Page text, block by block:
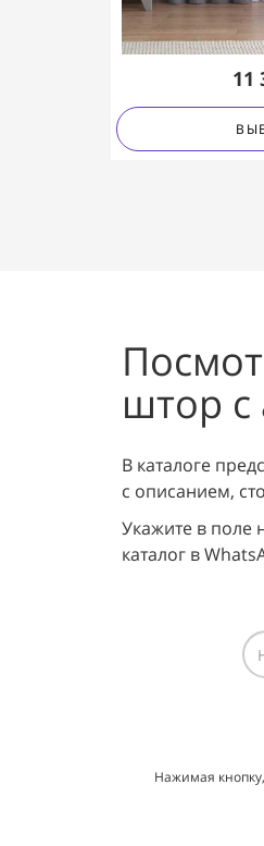
11
штор
В каталоге
с описанием,
Укажите в поле
каталог в
Нажимая